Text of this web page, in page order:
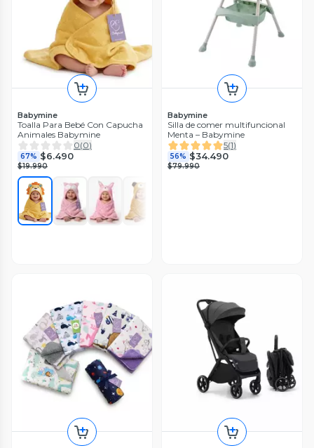
Babymine
Toalla Para Bebé Con Capucha
Animales Babymine
0(0)
67% $6.490
$19.990
Babymine
Silla de comer multifuncional
Menta – Babymine
5(1)
56% $34.490
$79.990